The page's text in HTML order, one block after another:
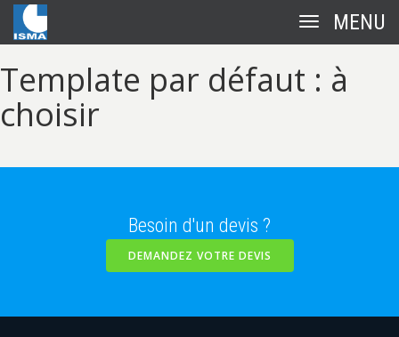
Toggle
Template par défaut : à
choisir
Besoin d'un devis ?
DEMANDEZ VOTRE DEVIS